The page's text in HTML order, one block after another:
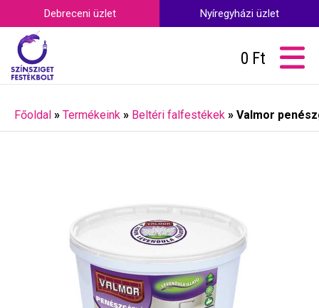
Debreceni üzlet Nyíregyházi üzlet
0 Ft
Főoldal » Termékeink » Beltéri falfestékek » Valmor